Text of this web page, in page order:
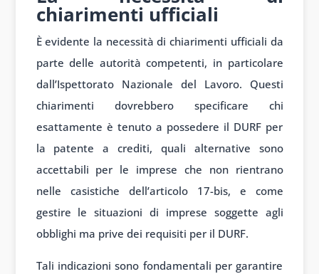
chiarimenti ufficiali
È evidente la necessità di chiarimenti ufficiali da
parte delle autorità competenti, in particolare
dall’Ispettorato Nazionale del Lavoro. Questi
chiarimenti dovrebbero specificare chi
esattamente è tenuto a possedere il DURF per
la patente a crediti, quali alternative sono
accettabili per le imprese che non rientrano
nelle casistiche dell’articolo 17-bis, e come
gestire le situazioni di imprese soggette agli
obblighi ma prive dei requisiti per il DURF.
Tali indicazioni sono fondamentali per garantire